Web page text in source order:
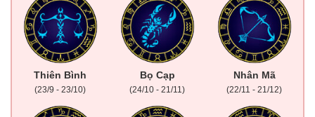
Thiên Bình
(23/9 - 23/10)
Bọ Cạp
(24/10 - 21/11)
Nhân Mã
(22/11 - 21/12)